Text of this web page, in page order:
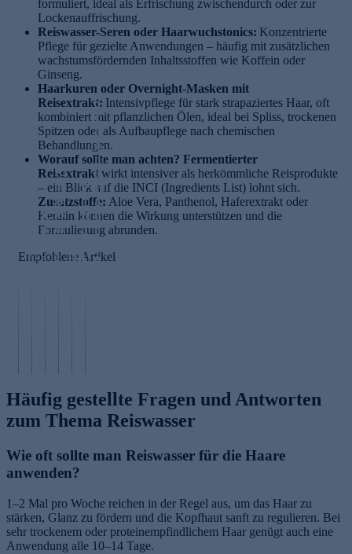
formuliert, ideal als Erfrischung zwischendurch oder zur
Lockenauffrischung.
Reiswasser-Seren oder Haarwuchstonics: Konzentrierte
Pflege für gezielte Anwendungen – häufig mit zusätzlichen
wachstumsfördernden Inhaltsstoffen wie Koffein oder
Ginseng.
Haarkuren oder Overnight-Masken mit
Reisextrakt: Intensivpflege für stark strapaziertes Haar, oft
kombiniert mit pflanzlichen Ölen, ideal bei Spliss, trockenen
Spitzen oder als Aufbaupflege nach chemischen
Behandlungen.
Worauf sollte man achten? Fermentierter
Reisextraktwirkt intensiver als herkömmliche Reisprodukte
– ein Blick auf die INCI (Ingredients List) lohnt sich.
Zusatzstoffe: Aloe Vera, Panthenol, Haferextrakt oder
Keratin können die Wirkung unterstützen und die
Formulierung abrunden.
Empfohlene Artikel
M
hs
R
o
e
Ri
n
ge
lb
lu
e H
P
a
rf
u
L
S
c
h
ö
n
e
H
a
u
t
o
Häufig gestellte Fragen und Antworten
zum Thema Reiswasser
Wie oft sollte man Reiswasser für die Haare
anwenden?
1–2 Mal pro Woche reichen in der Regel aus, um das Haar zu
stärken, Glanz zu fördern und die Kopfhaut sanft zu regulieren. Bei
sehr trockenem oder proteinempfindlichem Haar genügt auch eine
Anwendung alle 10–14 Tage.